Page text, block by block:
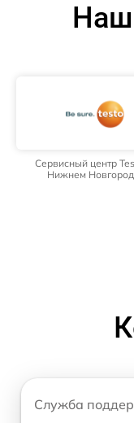
Сервисный центр
Нижнем
Служба